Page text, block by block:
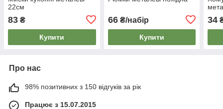
22см
83 ₴
Купити
66₴/набір
Купити
34
Про нас
98% позитивних з 150 відгуків за рік
Працює з 15.07.2015